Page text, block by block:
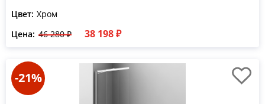
Цвет: Хром
Цена: 46 280 ₽ 38 198 ₽
-21%